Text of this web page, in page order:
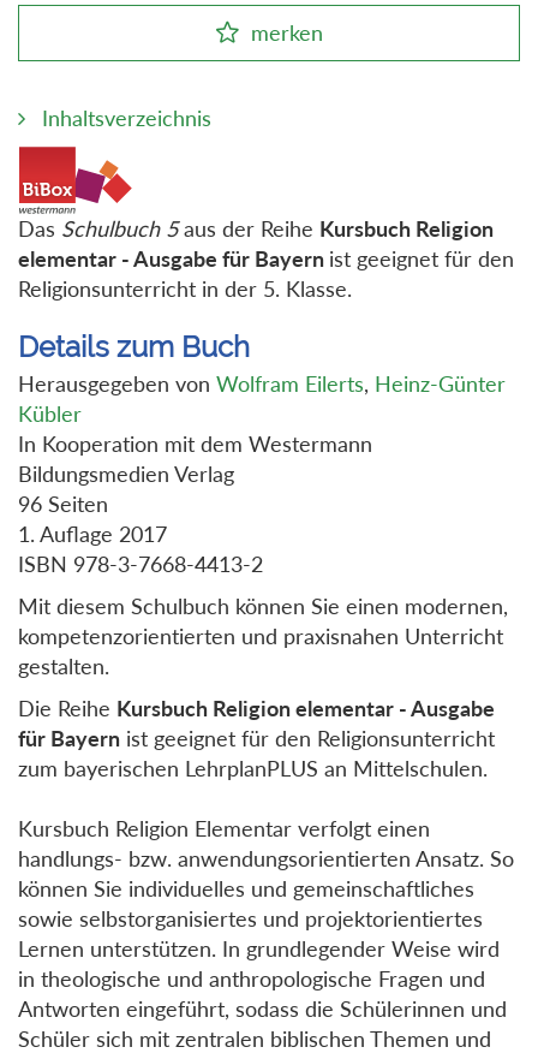
merken
Inhaltsverzeichnis
Das Schulbuch 5aus der Reihe Kursbuch Religion
elementar - Ausgabe für Bayern ist geeignet für den
Religionsunterricht in der 5. Klasse.
Details zum Buch
Herausgegeben von Wolfram Eilerts, Heinz-Günter
Kübler
In Kooperation mit dem Westermann
Bildungsmedien Verlag
96 Seiten
1. Auflage 2017
ISBN 978-3-7668-4413-2
Mit diesem Schulbuch können Sie einen modernen,
kompetenzorientierten und praxisnahen Unterricht
gestalten.
Die Reihe Kursbuch Religion elementar - Ausgabe
für Bayern ist geeignet für den Religionsunterricht
zum bayerischen LehrplanPLUS an Mittelschulen.
Kursbuch Religion Elementar verfolgt einen
handlungs- bzw. anwendungsorientierten Ansatz. So
können Sie individuelles und gemeinschaftliches
sowie selbstorganisiertes und projektorientiertes
Lernen unterstützen. In grundlegender Weise wird
in theologische und anthropologische Fragen und
Antworten eingeführt, sodass die Schülerinnen und
Schüler sich mit zentralen biblischen Themen und